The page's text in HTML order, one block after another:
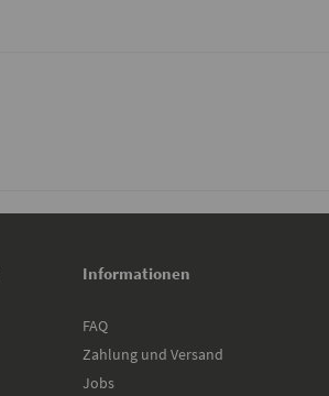
Informationen
FAQ
Zahlung und Versand
Jobs